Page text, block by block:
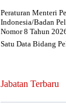
Peraturan Menteri
Indonesia/Badan
Nomor 8 Tahun
Satu Data Bidang
Jabatan Terbaru